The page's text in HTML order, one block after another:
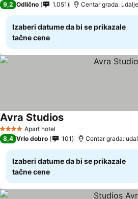
9,2 Odlično 1.051 Centar grada:
Izaberi datume da bi se prikazale
tačne cene
4 ZvezdiceApart hotel
Avra StudiosPogledaj cene
8,4 Vrlo dobro 101 Centar grada:
Izaberi datume da bi se prikazale
tačne cene